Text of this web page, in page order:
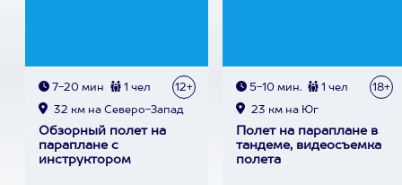
7-20 мин 1 чел 12+
32 км на Северо-Запад
Обзорный полет на
параплане с
инструктором
5-10 мин. 1 чел 18+
23 км на Юг
Полет на параплане в
тандеме, видеосъемка
полета